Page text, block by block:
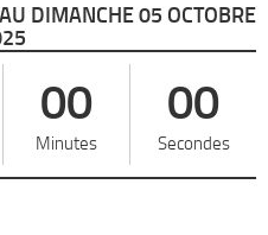
DIMANCHE 05 OCTOBRE
00
Minutes
00
Secondes